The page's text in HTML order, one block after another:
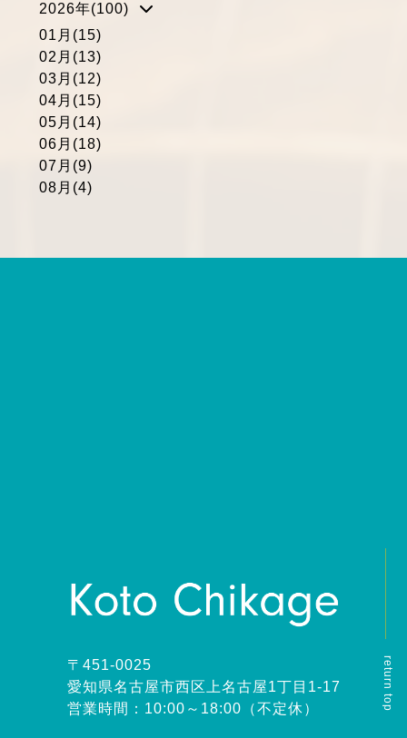
2026年(100)
01月(15)
02月(13)
03月(12)
04月(15)
05月(14)
06月(18)
07月(9)
08月(4)
return top
〒451-0025
愛知県名古屋市西区上名古屋1丁目1-17
営業時間：10:00～18:00（不定休）